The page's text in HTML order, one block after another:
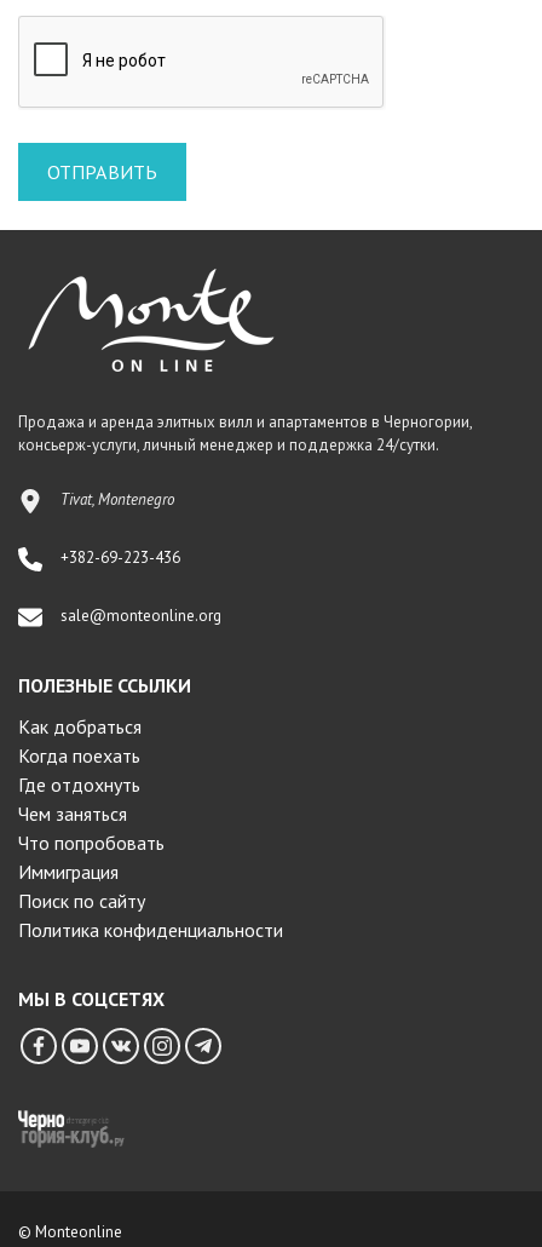
Продажа и аренда элитных вилл и апартаментов в Черногории,
консьерж-услуги, личный менеджер и поддержка 24/сутки.
Tivat, Montenegro
+382-69-223-436
sale@monteonline.org
ПОЛЕЗНЫЕ ССЫЛКИ
Как добраться
Когда поехать
Где отдохнуть
Чем заняться
Что попробовать
Иммиграция
Поиск по сайту
Политика конфиденциальности
МЫ В СОЦСЕТЯХ
© Monteonline